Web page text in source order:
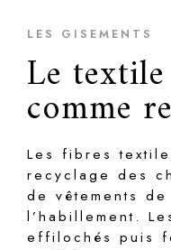
LES GISEMENTS
Le
comme
Les fibres
recyclage des
de vêtements
l’habillement.
effilochés puis